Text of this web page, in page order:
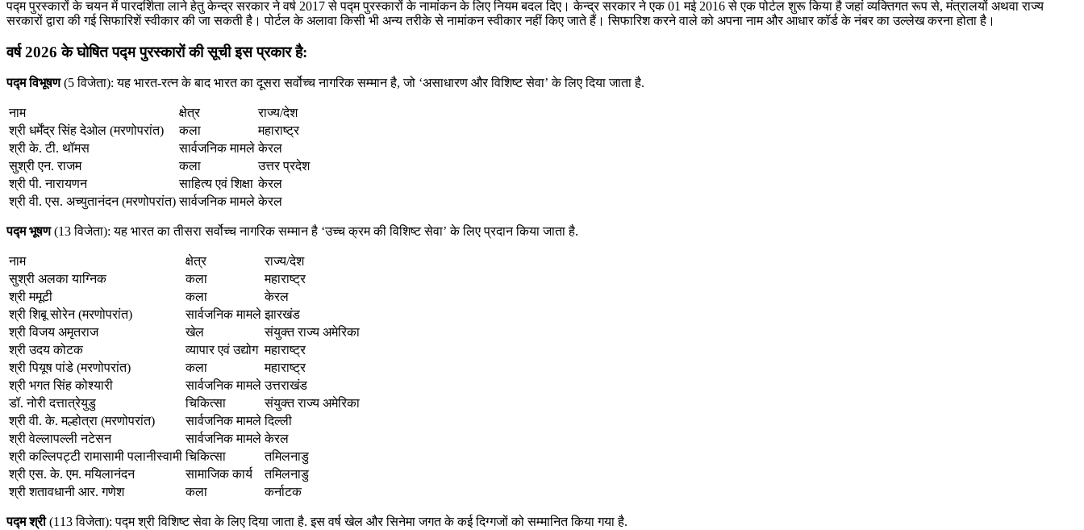
पद्म पुरस्कारों के चयन में पारदर्शिता लाने हेतु केन्द्र सरकार ने वर्ष 2017 से पद्म पुरस्कारों के नामांकन के लिए नियम बदल दिए। केन्द्र सरकार ने एक 01 मई 2016 से एक पोर्टल शुरू किया है जहां व्यक्तिगत रूप से, मंत्रालयों अथवा राज्य
सरकारों द्वारा की गई सिफारिशें स्वीकार की जा सकती है। पोर्टल के अलावा किसी भी अन्य तरीके से नामांकन स्वीकार नहीं किए जाते हैं। सिफारिश करने वाले को अपना नाम और आधार कॉर्ड के नंबर का उल्लेख करना होता है।
वर्ष 2026 के घोषित पद्म पुरस्कारों की सूची इस प्रकार है:
पद्म विभूषण(5 विजेता): यह भारत-रत्न के बाद भारत का दूसरा सर्वोच्च नागरिक सम्मान है, जो ‘असाधारण और विशिष्ट सेवा’ के लिए दिया जाता है.
नाम क्षेत्र
राज्य/देश
श्री धर्मेंद्र सिंह देओल (मरणोपरांत)
कला
महाराष्ट्र
श्री के. टी. थॉमस
सार्वजनिक मामले केरल
सुश्री एन. राजम
कला
उत्तर प्रदेश
श्री पी. नारायणन
साहित्य एवं शिक्षा केरल
श्री वी. एस. अच्युतानंदन (मरणोपरांत) सार्वजनिक मामले केरल
पद्म भूषण(13 विजेता): यह भारत का तीसरा सर्वोच्च नागरिक सम्मान है ‘उच्च क्रम की विशिष्ट सेवा’ के लिए प्रदान किया जाता है.
नाम क्षेत्र
राज्य/देश
सुश्री अलका याग्निक
कला
महाराष्ट्र
श्री ममूटी
कला
केरल
श्री शिबू सोरेन (मरणोपरांत)
सार्वजनिक मामले झारखंड
श्री विजय अमृतराज
खेल
संयुक्त राज्य अमेरिका
श्री उदय कोटक
व्यापार एवं उद्योग महाराष्ट्र
श्री पियूष पांडे (मरणोपरांत)
कला
महाराष्ट्र
श्री भगत सिंह कोश्यारी
सार्वजनिक मामले उत्तराखंड
डॉ. नोरी दत्तात्रेयुडु
चिकित्सा
संयुक्त राज्य अमेरिका
श्री वी. के. मल्होत्रा (मरणोपरांत)
सार्वजनिक मामले दिल्ली
श्री वेल्लापल्ली नटेसन
सार्वजनिक मामले केरल
श्री कल्लिपट्टी रामासामी पलानीस्वामी चिकित्सा
तमिलनाडु
श्री एस. के. एम. मयिलानंदन
सामाजिक कार्य
तमिलनाडु
श्री शतावधानी आर. गणेश
कला कर्नाटक
पद्म श्री(113 विजेता): पद्म श्री विशिष्ट सेवा के लिए दिया जाता है. इस वर्ष खेल और सिनेमा जगत के कई दिग्गजों को सम्मानित किया गया है.